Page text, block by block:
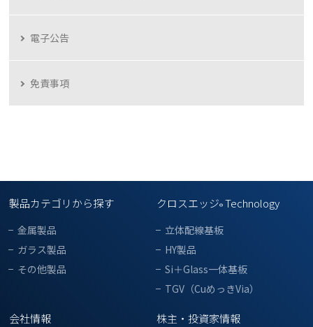
電子公告
免責事項
製品カテゴリから探す
金属製品
ガラス製品
その他製品
クロスエッジ®Technology
立体配線基板
HY製品
Si＋Glass一体基板
TGV（CuめっきVia）
会社情報 株主・投資家情報